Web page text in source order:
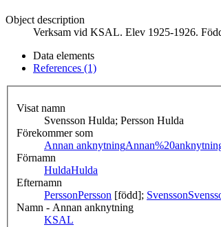
Object description
Verksam vid KSAL. Elev 1925-1926.
Data elements
References (1)
Visat namn
Svensson Hulda; Persson Hulda
Förekommer som
Annan anknytning
Förnamn
HuldaHulda
Efternamn
PerssonPersson [född]; Svensson
Namn - Annan anknytning
KSAL